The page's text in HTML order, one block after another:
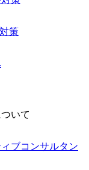
策
いて
ブコンサルタン